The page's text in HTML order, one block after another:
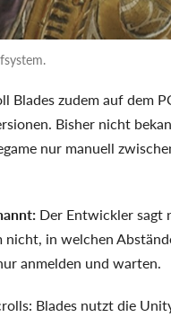
Blades zudem auf dem
Bisher nicht
nur manuell
Der Entwickler sagt
in welchen
anmelden und warten.
Blades nutzt die